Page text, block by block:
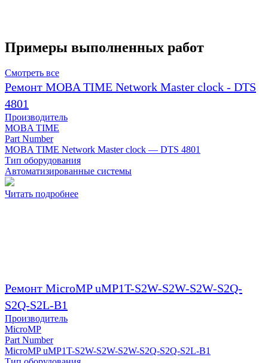
Примеры выполненных работ
Смотреть все
Ремонт MOBA TIME Network Master clock - DTS
4801
Производитель
MOBA TIME
Part Number
MOBA TIME Network Master clock — DTS 4801
Тип оборудования
Автоматизированные системы
Читать подробнее
Ремонт MicroMP uMP1T-S2W-S2W-S2W-S2Q-
S2Q-S2L-B1
Производитель
MicroMP
Part Number
MicroMP uMP1T-S2W-S2W-S2W-S2Q-S2Q-S2L-B1